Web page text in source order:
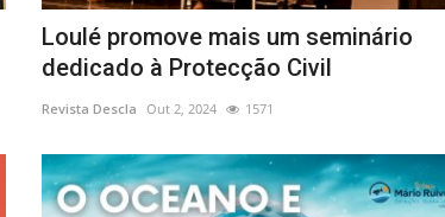
Loulé promove mais um seminário
dedicado à Protecção Civil
Revista Descla Out 2, 2024 1571